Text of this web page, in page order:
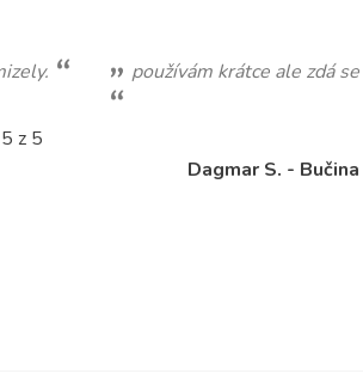
Šampon je příjemný. Vlasy po něm se
Martina K. - Nová Paka